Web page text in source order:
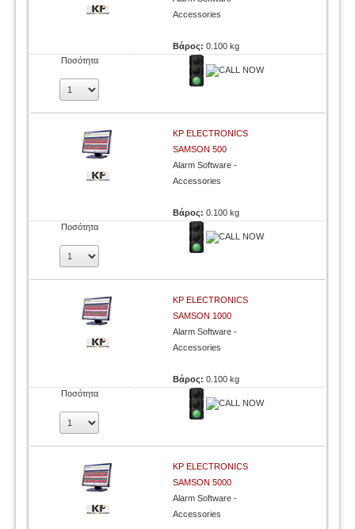
Accessories
Βάρος:0.100 kg
Ποσότητα
KP ELECTRONICS
SAMSON 500
Alarm Software -
Accessories
Βάρος:0.100 kg
Ποσότητα
KP ELECTRONICS
SAMSON 1000
Alarm Software -
Accessories
Βάρος:0.100 kg
Ποσότητα
KP ELECTRONICS
SAMSON 5000
Alarm Software -
Accessories